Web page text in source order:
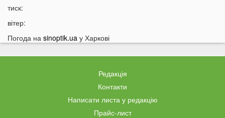
12:56
12:43
У Луцьку водій тролейбуса проігнорував
Україні загрожує дефіцит води: які регіони під
тиск:
вітер:
Погода на sinoptik.ua у Харкові
Редакція
Контакти
Написати листа у редакцію
Прайс-лист